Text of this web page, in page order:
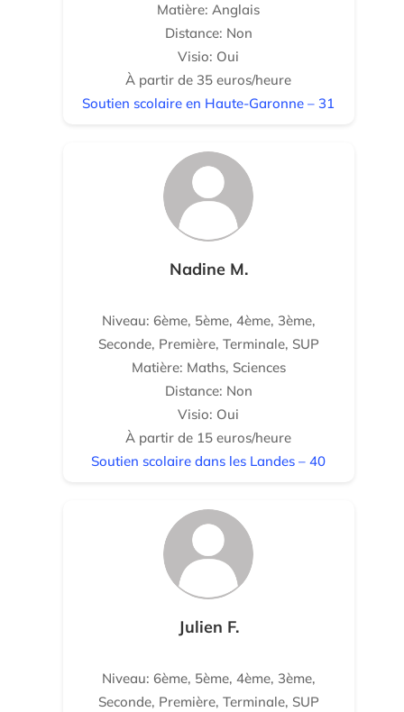
Matière: Anglais
Distance: Non
Visio: Oui
À partir de 35 euros/heure
Soutien scolaire en Haute-Garonne – 31
Nadine M.
Niveau: 6ème, 5ème, 4ème, 3ème,
Seconde, Première, Terminale, SUP
Matière: Maths, Sciences
Distance: Non
Visio: Oui
À partir de 15 euros/heure
Soutien scolaire dans les Landes – 40
Julien F.
Niveau: 6ème, 5ème, 4ème, 3ème,
Seconde, Première, Terminale, SUP